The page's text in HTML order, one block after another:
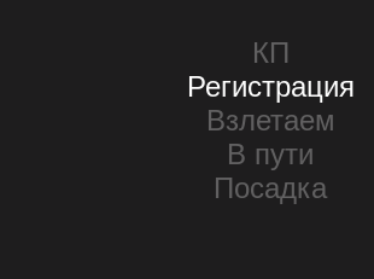
КП
Регистрация
Взлетаем
В пути
Посадка